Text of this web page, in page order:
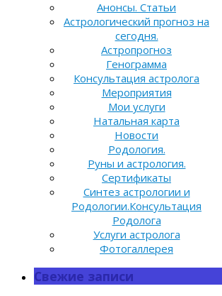
Анонсы. Статьи
Астрологический прогноз на
сегодня.
Астропрогноз
Генограмма
Консультация астролога
Мероприятия
Мои услуги
Натальная карта
Новости
Родология.
Руны и астрология.
Сертификаты
Синтез астрологии и
Родологии.Консультация
Родолога
Услуги астролога
Фотогаллерея
Свежие записи